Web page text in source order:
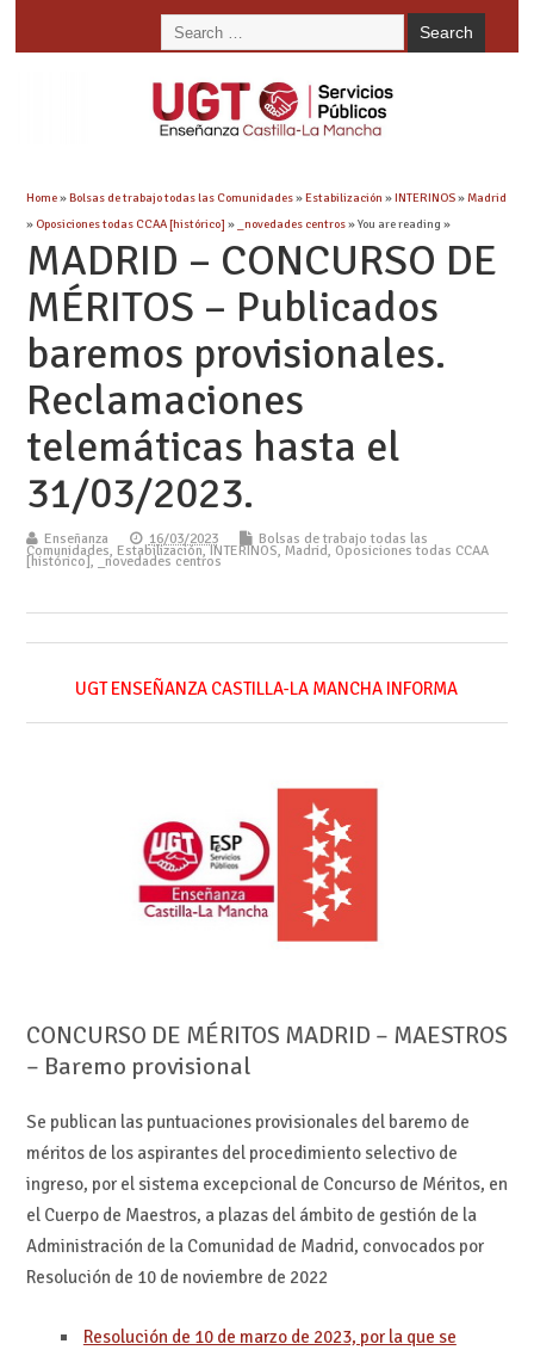
Home»Bolsas de trabajo todas las Comunidades»Estabilización »INTERINOS»Madrid
» Oposiciones todas CCAA [histórico] » _novedades centros» You are reading »
MADRID – CONCURSO DE
MÉRITOS – Publicados
baremos provisionales.
Reclamaciones
telemáticas hasta el
31/03/2023.
Enseñanza 16/03/2023 Bolsas de trabajo todas las
Comunidades, Estabilización,INTERINOS, Madrid, Oposiciones todas CCAA
[histórico], _novedades centros
UGT ENSEÑANZA CASTILLA-LA MANCHA INFORMA
CONCURSO DE MÉRITOS MADRID – MAESTROS
– Baremo provisional
Se publican las puntuaciones provisionales del baremo de
méritos de los aspirantes del procedimiento selectivo de
ingreso, por el sistema excepcional de Concurso de Méritos, en
el Cuerpo de Maestros, a plazas del ámbito de gestión de la
Administración de la Comunidad de Madrid, convocados por
Resolución de 10 de noviembre de 2022
Resolución de 10 de marzo de 2023, por la que se